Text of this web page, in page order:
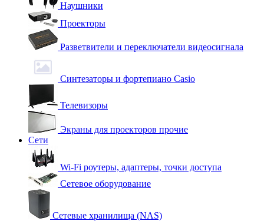
Наушники
Проекторы
Разветвители и переключатели видеосигнала
Синтезаторы и фортепиано Casio
Телевизоры
Экраны для проекторов прочие
Сети
Wi-Fi роутеры, адаптеры, точки доступа
Сетевое оборудование
Сетевые хранилища (NAS)